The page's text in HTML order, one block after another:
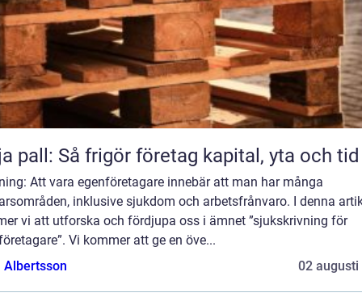
pall: Så frigör företag kapital, yta och tid
Att vara egenföretagare innebär att man har många
inklusive sjukdom och arbetsfrånvaro. I denna
vi att utforska och fördjupa oss i ämnet ”sjukskrivning för
Vi kommer att ge en öve...
Albertsson
02 augusti